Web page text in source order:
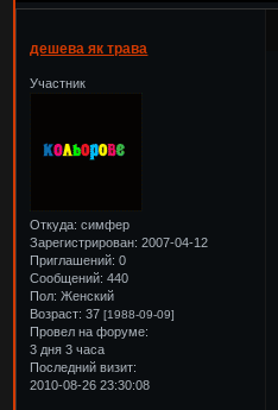
дешева як трава
Участник
Откуда: симфер
Зарегистрирован: 2007-04-12
Приглашений: 0
Сообщений: 440
Пол: Женский
Возраст: 37[1988-09-09]
Провел на форуме:
3 дня 3 часа
Последний визит:
2010-08-26 23:30:08